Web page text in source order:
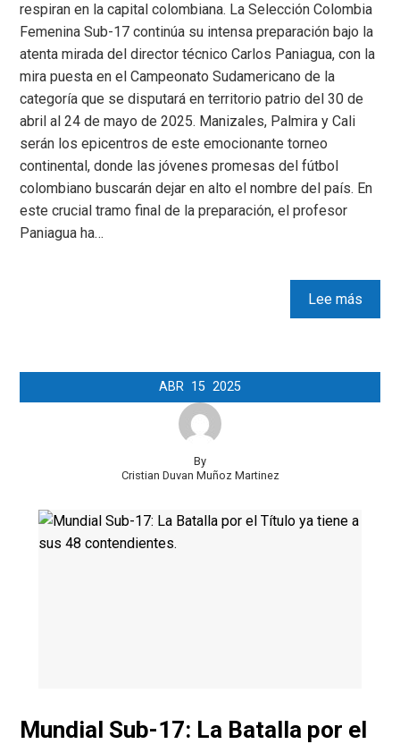
respiran en la capital colombiana. La Selección Colombia
Femenina Sub-17 continúa su intensa preparación bajo la
atenta mirada del director técnico Carlos Paniagua, con la
mira puesta en el Campeonato Sudamericano de la
categoría que se disputará en territorio patrio del 30 de
abril al 24 de mayo de 2025. Manizales, Palmira y Cali
serán los epicentros de este emocionante torneo
continental, donde las jóvenes promesas del fútbol
colombiano buscarán dejar en alto el nombre del país. En
este crucial tramo final de la preparación, el profesor
Paniagua ha…
Lee más
ABR 15 2025
By
Cristian Duvan Muñoz Martinez
Mundial Sub-17: La Batalla por el